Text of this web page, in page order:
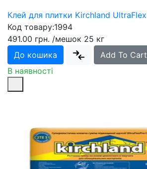
Клей для плитки Kirchland UltraFlex
Код товару:1994
491.00 грн. /мешок 25 кг
До кошика
Add To Cart
В наявності